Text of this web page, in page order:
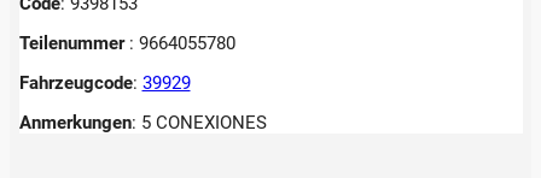
Teilenummer : 9664055780
Fahrzeugcode: 39929
Anmerkungen: 5 CONEXIONES